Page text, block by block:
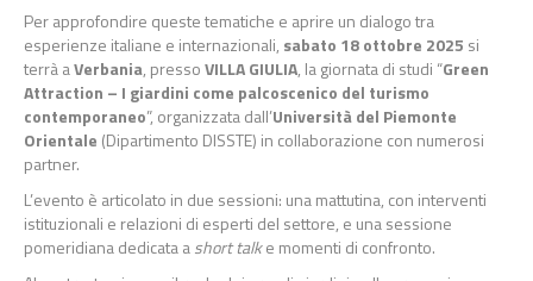
Per approfondire queste tematiche e aprire un dialogo tra
esperienze italiane e internazionali, sabato 18 ottobre 2025 si
terrà aVerbania, pressoVILLA GIULIA, la giornata di studi “Green
Attraction – I giardini come palcoscenico del turismo
contemporaneo”, organizzata dall’Università del Piemonte
Orientale (Dipartimento DISSTE) in collaborazione con numerosi
partner.
L’evento è articolato in due sessioni: una mattutina, con interventi
istituzionali e relazioni di esperti del settore, e una sessione
pomeridiana dedicata ashort talke momenti di confronto.